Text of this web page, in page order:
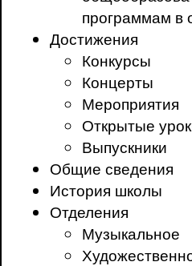
программам в
Достижения
Конкурсы
Концерты
Мероприятия
Открытые
Выпускники
Общие сведения
История школы
Отделения
Музыкальное